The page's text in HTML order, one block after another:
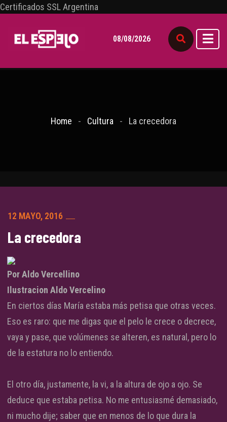
Certificados SSL Argentina
08/08/2026
Home Cultura La crecedora
12 MAYO, 2016
La crecedora
Por Aldo Vercellino
Ilustracion Aldo Vercelino
En ciertos días María estaba más petisa que otras veces.
Eso es raro: que me digas que el pelo le crece o decrece,
vaya y pase, que volúmenes se alteren, es natural, pero lo
de la estatura no lo entiendo.
El otro día, justamente, la vi, a la altura de ojo a ojo. Se
deduce que estaba petisa. No me entusiasmé demasiado,
ni mucho dije; saber que en menos de lo que dura la